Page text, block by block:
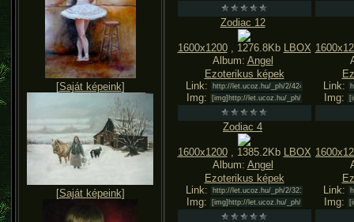
[Saját képeink]
[Saját képeink]
Zodiac 12
1600x1200, 1276.8Kb LBOX
Album: Angel
Ezoterikus képek
Link:
Img:
Link:
Img:
Zodiac 4
1600x1200, 1385.2Kb LBOX
Album: Angel
Ezoterikus képek
Link:
Img:
Link:
Img: